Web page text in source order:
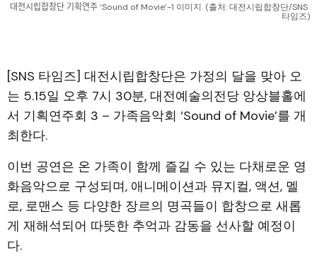
대전시립합창단 기획연주 ‘Sound of Movie’-1 이미지. (출처: 대전시립합창단/SNS
타임즈)
[SNS 타임즈] 대전시립합창단은 가정의 달을 맞아 오
는 5.15일 오후 7시 30분, 대전예술의전당 앙상블홀에
서 기획연주회 3 – 가족음악회 ‘Sound of Movie’를 개
최한다.
이번 공연은 온 가족이 함께 즐길 수 있는 다채로운 영
화음악으로 구성되며, 애니메이션과 뮤지컬, 액션, 멜
로, 로맨스 등 다양한 장르의 명곡들이 합창으로 새롭
게 재해석되어 따뜻한 추억과 감동을 선사할 예정이
다.